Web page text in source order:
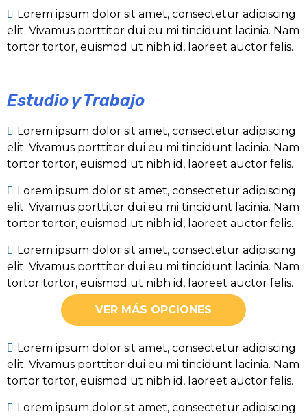
Lorem ipsum dolor sit amet, consectetur adipiscing
elit. Vivamus porttitor dui eu mi tincidunt lacinia. Nam
tortor tortor, euismod ut nibh id, laoreet auctor felis.
Estudio y Trabajo
Lorem ipsum dolor sit amet, consectetur adipiscing
elit. Vivamus porttitor dui eu mi tincidunt lacinia. Nam
tortor tortor, euismod ut nibh id, laoreet auctor felis.
Lorem ipsum dolor sit amet, consectetur adipiscing
elit. Vivamus porttitor dui eu mi tincidunt lacinia. Nam
tortor tortor, euismod ut nibh id, laoreet auctor felis.
Lorem ipsum dolor sit amet, consectetur adipiscing
elit. Vivamus porttitor dui eu mi tincidunt lacinia. Nam
tortor tortor, euismod ut nibh id, laoreet auctor felis.
VER MÁS OPCIONES
Lorem ipsum dolor sit amet, consectetur adipiscing
elit. Vivamus porttitor dui eu mi tincidunt lacinia. Nam
tortor tortor, euismod ut nibh id, laoreet auctor felis.
Lorem ipsum dolor sit amet, consectetur adipiscing